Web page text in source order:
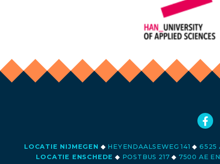
LOCATIE NIJMEGEN ◆ HEYENDAALSEWEG 141◆ 6525
LOCATIE ENSCHEDE ◆ POSTBUS 217◆ 7500 AE